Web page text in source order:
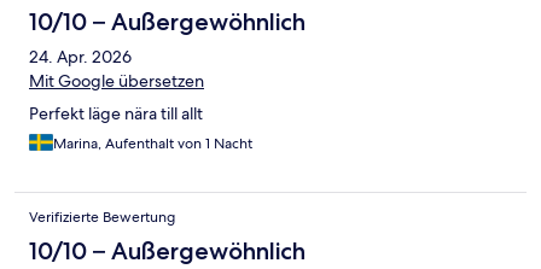
10/10 – Außergewöhnlich
24. Apr. 2026
Mit Google übersetzen
Perfekt läge nära till allt
Marina, Aufenthalt von 1 Nacht
Verifizierte Bewertung
10/10 – Außergewöhnlich